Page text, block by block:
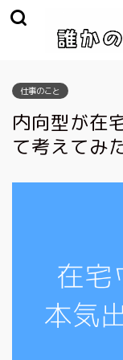
仕事のこと
内向型が在
て考えてみ